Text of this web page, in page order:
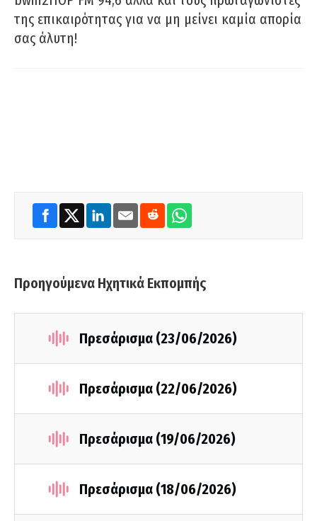
της επικαιρότητας για να μη μείνει καμία απορία
σας άλυτη!
Προηγούμενα Ηχητικά Εκπομπής
Πρεσάρισμα (23/06/2026)
Πρεσάρισμα (22/06/2026)
Πρεσάρισμα (19/06/2026)
Πρεσάρισμα (18/06/2026)